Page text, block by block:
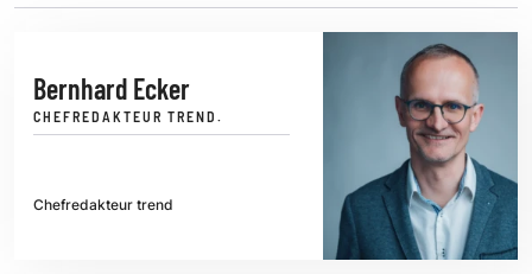
Bernhard Ecker
CHEFREDAKTEUR TREND.
Chefredakteur trend